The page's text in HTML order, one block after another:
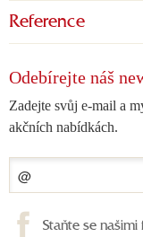
Reference
Odebírejte náš
Zadejte svůj e-mail a
akčních nabídkách.
Staňte se našimi